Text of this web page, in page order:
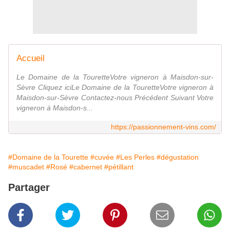
Accueil
Le Domaine de la TouretteVotre vigneron à Maisdon-sur-
Sèvre Cliquez iciLe Domaine de la TouretteVotre vigneron à
Maisdon-sur-Sèvre Contactez-nous Précédent Suivant Votre
vigneron à Maisdon-s...
https://passionnement-vins.com/
#Domaine de la Tourette #cuvée #Les Perles #dégustation
#muscadet #Rosé #cabernet #pétillant
Partager